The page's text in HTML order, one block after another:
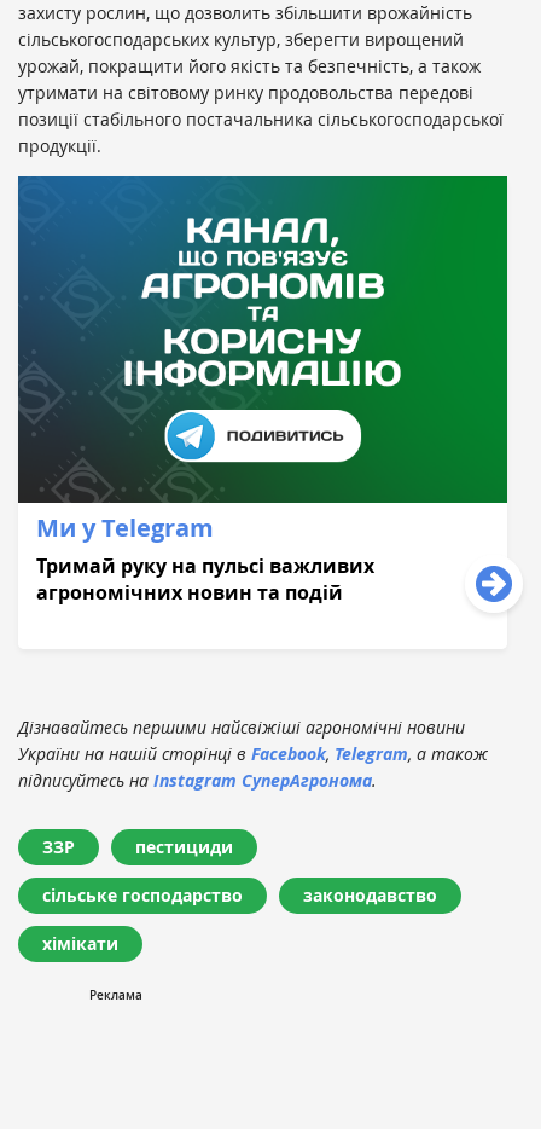
захисту рослин, що дозволить збільшити врожайність
сільськогосподарських культур, зберегти вирощений
урожай, покращити його якість та безпечність, а також
утримати на світовому ринку продовольства передові
позиції стабільного постачальника сільськогосподарської
продукції.
Ми у Telegram
Тримай руку на пульсі важливих
агрономічних новин та подій
Дізнавайтесь першими найсвіжіші агрономічні новини
України на нашій сторінці в Facebook, Telegram, а також
підписуйтесь на Instagram СуперАгронома.
ЗЗР пестициди
сільське господарство законодавство
хімікати